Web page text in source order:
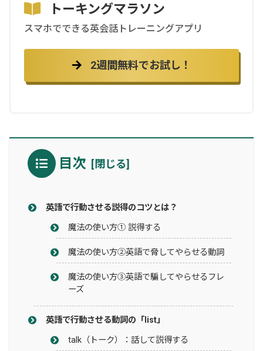
トーキングマラソン
スマホでできる英会話トレーニングアプリ
2週間無料でお試し！
目次
英語で行動させる説得のコツとは？
魔法の使い方① 説得する
魔法の使い方②英語で脅してやらせる動詞
魔法の使い方③英語で騙してやらせるフレ
ーズ
英語で行動させる動詞の「list」
talk（トーク）：話して説得する